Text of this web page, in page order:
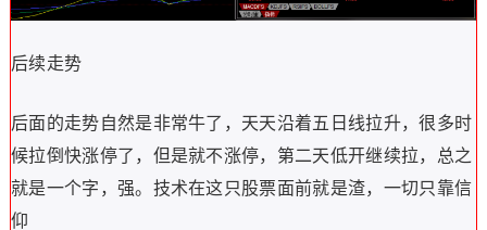
后续走势
后面的走势自然是非常牛了，天天沿着五日线拉升，很多时
候拉倒快涨停了，但是就不涨停，第二天低开继续拉，总之
就是一个字，强。技术在这只股票面前就是渣，一切只靠信
仰